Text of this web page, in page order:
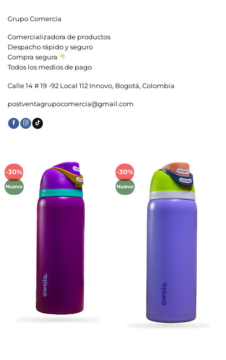
Grupo Comercia
Comercializadora de productos
Despacho rápido y seguro
Compra segura
Todos los medios de pago
Calle 14 # 19 -92 Local 112 Innovo, Bogotá, Colombia
postventagrupocomercia@gmail.com
-30%
Nuevo
Añadir
lista de
deseos
-30%
Nuevo
Añadir
lista de
deseos